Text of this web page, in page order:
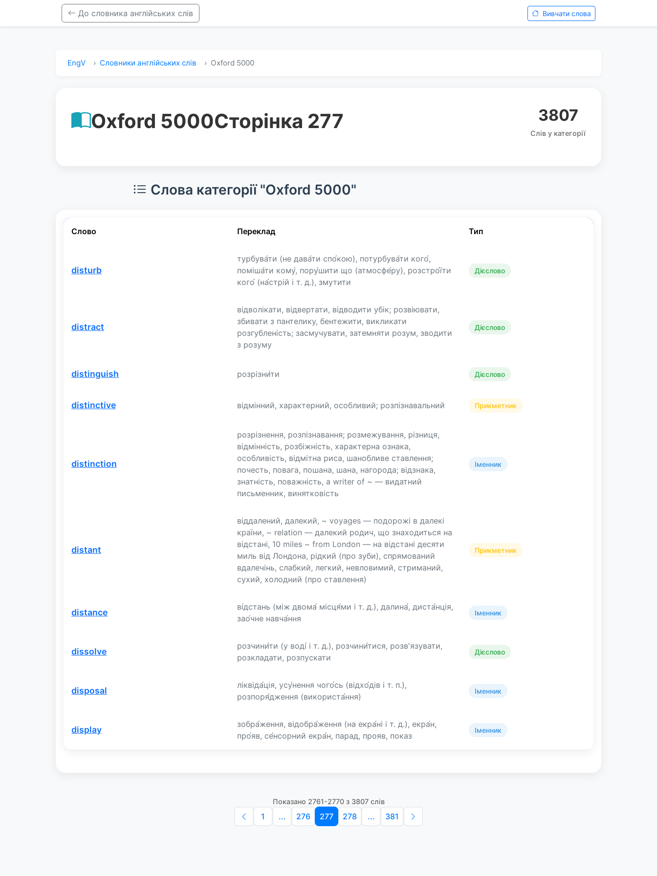
До словника англійських слів Вивчати слова
EngV Словники англійських слів Oxford 5000
Oxford 5000Сторінка 277 3807
Слів у категорії
Слова категорії "Oxford 5000"
Слово Переклад Тип
disturb
турбува́ти (не дава́ти спо́кою), потурбува́ти кого́,
поміша́ти кому́, пору́шити що (атмосфе́ру), розстро́їти
кого́ (на́стрій і т. д.), змутити
Дієслово
distract
відволікати, відвертати, відводити убік; розвіювати,
збивати з пантелику, бентежити, викликати
розгубленість; засмучувати, затемняти розум, зводити
з розуму
Дієслово
distinguish розрізни́ти Дієслово
distinctive відмінний, характерний, особливий; розпізнавальний Прикметник
distinction
розрізнення, розпізнавання; розмежування, різниця,
відмінність, розбіжність, характерна ознака,
особливість, відмітна риса, шанобливе ставлення;
почесть, повага, пошана, шана, нагорода; відзнака,
знатність, поважність, a writer of ~ — видатний
письменник, винятковість
Іменник
distant
віддалений, далекий, ~ voyages — подорожі в далекі
країни, ~ relation — далекий родич, що знаходиться на
відстані, 10 miles ~ from London — на відстані десяти
миль від Лондона, рідкий (про зуби), спрямований
вдалечінь, слабкий, легкий, невловимий, стриманий,
сухий, холодний (про ставлення)
Прикметник
distance
ві́дстань (між двома́ місця́ми і т. д.), далина́, диста́нція,
зао́чне навча́ння
Іменник
dissolve
розчини́ти (у воді́ і т. д.), розчини́тися, розв'язувати,
розкладати, розпускати
Дієслово
disposal
ліквіда́ція, усу́нення чого́сь (відхо́дів і т. п.),
розпоря́дження (використа́ння)
Іменник
display
зобра́ження, відобра́ження (на екра́ні і т. д.), екра́н,
про́яв, се́нсорний екра́н, парад, прояв, показ
Іменник
Показано 2761-2770 з 3807 слів
1 ... 276 277 278 ... 381